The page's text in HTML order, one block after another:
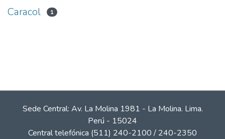
Caracol 1
Sede Central: Av. La Molina 1981 - La Molina. Lima.
Perú - 15024
Central telefónica (511) 240-2100 / 240-2350